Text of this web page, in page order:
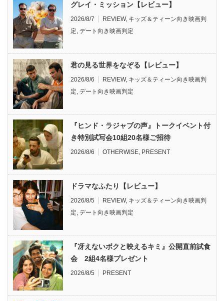
グレイ・ミッション【レビュー】
2026/8/7 REVIEW, キッズ＆ティーン向き映画判
定, デート向き映画判定
君の見る世界をなぞる【レビュー】
2026/8/6 REVIEW, キッズ＆ティーン向き映画判
定, デート向き映画判定
『ヒンド・ラジャブの声』トークイベント付
き特別試写会10組20名様ご招待
2026/8/6 OTHERWISE, PRESENT
ドラマなふたり【レビュー】
2026/8/5 REVIEW, キッズ＆ティーン向き映画判
定, デート向き映画判定
『冴えないボクと映えるキミ』公開直前試食
会 2組4名様プレゼント
2026/8/5 PRESENT